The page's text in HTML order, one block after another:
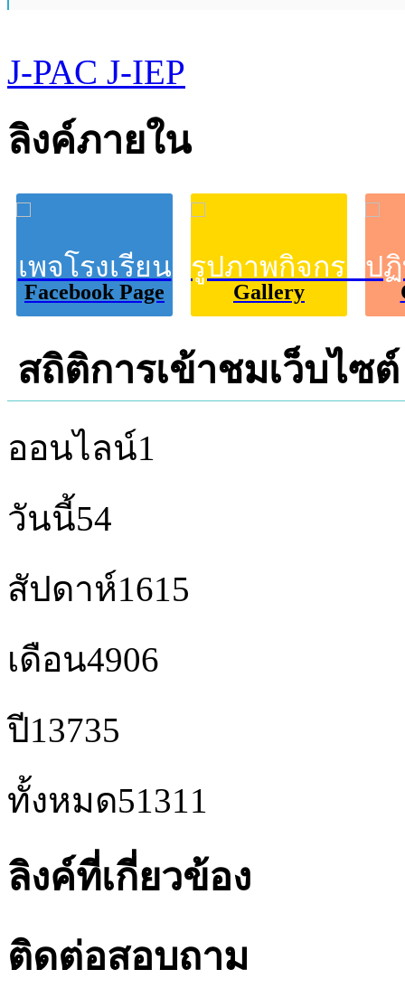
J-PAC J-IEP
ลิงค์ภายใน
เพจโรงเรียน
Facebook Page
รูปภาพกิจกรรม
Gallery
ป
สถิติการเข้าชมเว็บไซต์
ออนไลน์1
วันนี้54
สัปดาห์1615
เดือน4906
ปี13735
ทั้งหมด51311
ลิงค์ที่เกี่ยวข้อง
ติดต่อสอบถาม